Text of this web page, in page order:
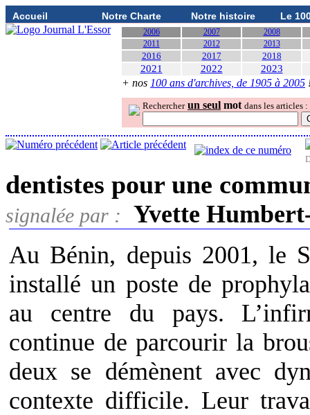
Accueil Notre Charte Notre histoire Le
2006 2007
2008
2011
2012 2013
2016 2017 2018
2021 2022 2023
+ nos 100 ans d'archives, de 1905 à 2005
Rechercher un seul mot dans les articles :
dentistes pour une
signalée par :
Yvette
Au Bénin, depuis 2001, le
installé un poste de
au centre du pays.
continue de parcourir la
deux se démènent avec
contexte difficile. Leur